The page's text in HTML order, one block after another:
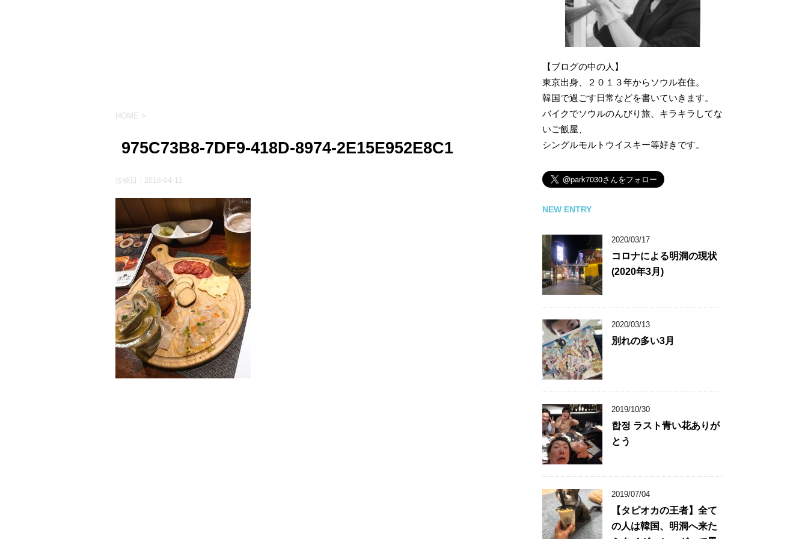
HOME >
975C73B8-7DF9-418D-8974-2E15E952E8C1
投稿日： 2018-04-12
【ブログの中の人】
東京出身、２０１３年からソウル在住。
韓国で過ごす日常などを書いていきます。
バイクでソウルのんびり旅、キラキラしてな
いご飯屋、
シングルモルトウイスキー等好きです。
NEW ENTRY
2020/03/17
コロナによる明洞の現状
(2020年3月)
2020/03/13
別れの多い3月
2019/10/30
합정 ラスト青い花ありが
とう
2019/07/04
【タピオカの王者】全て
の人は韓国、明洞へ来た